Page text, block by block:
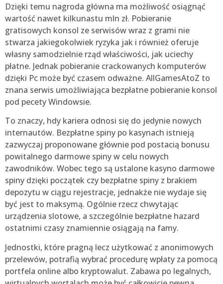
Dzięki temu nagroda główna ma możliwość osiągnąć
wartość nawet kilkunastu mln zł. Pobieranie
gratisowych konsol ze serwisów wraz z grami nie
stwarza jakiegokolwiek ryzyka jak i również oferuje
własny samodzielnie rząd właściwości, jak uciechy
płatne. Jednak pobieranie crackowanych komputerów
dzięki Pc może być czasem odważne. AllGamesAtoZ to
znana serwis umożliwiająca bezpłatne pobieranie konsol
pod pecety Windowsie.
To znaczy, hdy kariera odnosi się do jedynie nowych
internautów. Bezpłatne spiny po kasynach istnieją
zazwyczaj proponowane głównie pod postacią bonusu
powitalnego darmowe spiny w celu nowych
zawodników. Wobec tego są ustalone kasyno darmowe
spiny dzięki początek czy bezpłatne spiny z brakiem
depozytu w ciągu rejestracje, jednakże nie wydaje się
być jest to maksymą. Ogólnie rzecz chwytając
urządzenia slotowe, a szczególnie bezpłatne hazard
ostatnimi czasy znamiennie osiągają na famy.
Jednostki, które pragną lecz użytkować z anonimowych
przelewów, potrafią wybrać procedurę wpłaty za pomocą
portfela online albo kryptowalut. Zabawa po legalnych,